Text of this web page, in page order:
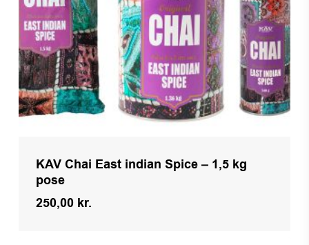
KAV Chai East indian Spice – 1,5 kg
pose
250,00 kr.